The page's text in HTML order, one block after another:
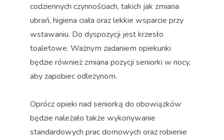
codziennych czynnościach, takich jak zmiana
ubrań, higiena ciała oraz lekkie wsparcie przy
wstawaniu. Do dyspozycji jest krzesło
toaletowe. Ważnym zadaniem opiekunki
będzie również zmiana pozycji seniorki w nocy,
aby zapobiec odleżynom.
Oprócz opieki nad seniorką do obowiązków
będzie należało także wykonywanie
standardowych prac domowych oraz robienie